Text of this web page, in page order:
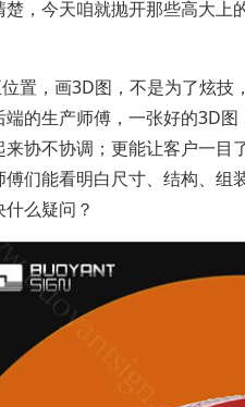
，今天咱就抛开那些高大
置，画3D图，不是为了炫技
的生产师傅，一张好的3D
协不协调；更能让客户一目
们能看明白尺寸、结构、
么疑问？